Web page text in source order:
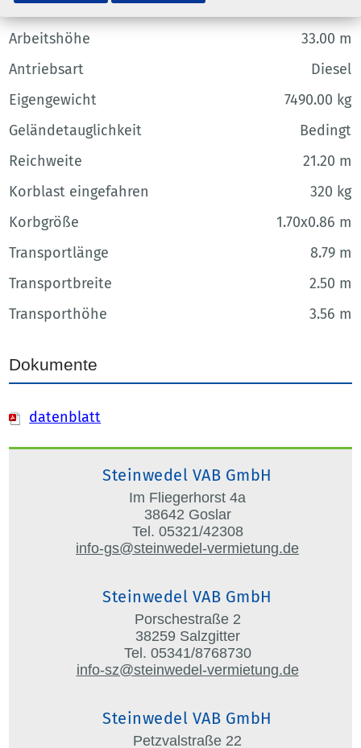
Arbeitshöhe
33.00 m
Antriebsart
Diesel
Eigengewicht
7490.00 kg
Geländetauglichkeit
Bedingt
Reichweite
21.20 m
Korblast eingefahren
320 kg
Korbgröße
1.70x0.86 m
Transportlänge
8.79 m
Transportbreite
2.50 m
Transporthöhe
3.56 m
Dokumente
datenblatt
Steinwedel VAB GmbH
Im Fliegerhorst 4a
38642 Goslar
Tel. 05321/42308
info-gs@steinwedel-vermietung.de
Steinwedel VAB GmbH
Porschestraße 2
38259 Salzgitter
Tel. 05341/8768730
info-sz@steinwedel-vermietung.de
Steinwedel VAB GmbH
Petzvalstraße 22